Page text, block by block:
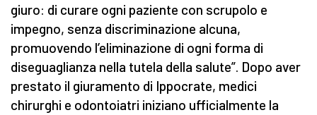
giuro: di curare ogni paziente con scrupolo e
impegno, senza discriminazione alcuna,
promuovendo l’eliminazione di ogni forma di
diseguaglianza nella tutela della salute”. Dopo aver
prestato il giuramento di Ippocrate, medici
chirurghi e odontoiatri iniziano ufficialmente la